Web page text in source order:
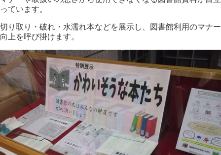
っています。
切り取り・破れ・水濡れ本などを展示し、図書館利用のマナー
向上を呼び掛けます。